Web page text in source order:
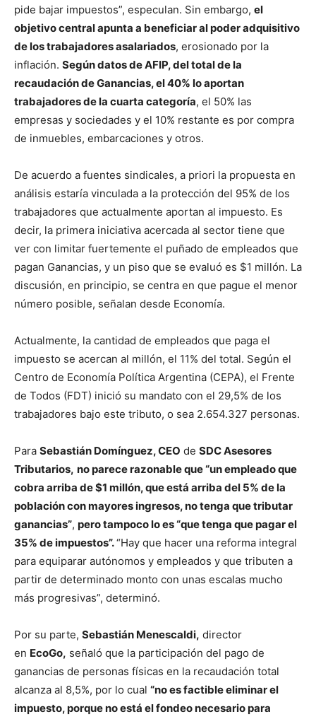
pide bajar impuestos”, especulan. Sin embargo, el
objetivo central apunta a beneficiar al poder adquisitivo
de los trabajadores asalariados, erosionado por la
inflación. Según datos de AFIP, del total de la
recaudación de Ganancias, el 40% lo aportan
trabajadores de la cuarta categoría, el 50% las
empresas y sociedades y el 10% restante es por compra
de inmuebles, embarcaciones y otros.
De acuerdo a fuentes sindicales, a priori la propuesta en
análisis estaría vinculada a la protección del 95% de los
trabajadores que actualmente aportan al impuesto. Es
decir, la primera iniciativa acercada al sector tiene que
ver con limitar fuertemente el puñado de empleados que
pagan Ganancias, y un piso que se evaluó es $1 millón. La
discusión, en principio, se centra en que pague el menor
número posible, señalan desde Economía.
Actualmente, la cantidad de empleados que paga el
impuesto se acercan al millón, el 11% del total. Según el
Centro de Economía Política Argentina (CEPA), el Frente
de Todos (FDT) inició su mandato con el 29,5% de los
trabajadores bajo este tributo, o sea 2.654.327 personas.
Para Sebastián Domínguez, CEO de SDC Asesores
Tributarios, no parece razonable que “un empleado que
cobra arriba de $1 millón, que está arriba del 5% de la
población con mayores ingresos, no tenga que tributar
ganancias”, pero tampoco lo es “que tenga que pagar el
35% de impuestos”.“Hay que hacer una reforma integral
para equiparar autónomos y empleados y que tributen a
partir de determinado monto con unas escalas mucho
más progresivas”, determinó.
Por su parte, Sebastián Menescaldi, director
en EcoGo, señaló que la participación del pago de
ganancias de personas físicas en la recaudación total
alcanza al 8,5%, por lo cual “no es factible eliminar el
impuesto, porque no está el fondeo necesario para